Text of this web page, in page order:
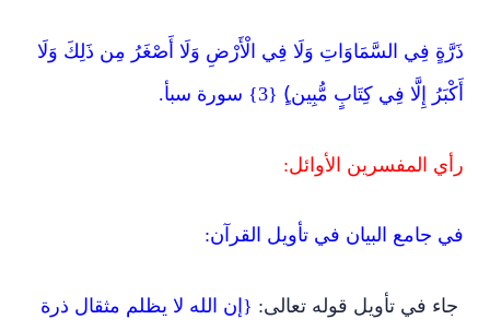
ذَرَّةٍ فِي السَّمَاوَاتِ وَلَا فِي الْأَرْضِ وَلَا أَصْغَرُ مِن ذَلِكَ وَلَا
أَكْبَرُ إِلَّا فِي كِتَابٍ مُّبِين)ٍ {3} سورة سبأ.
رأي المفسرين الأوائل:
في جامع البيان في تأويل القرآن:
جاء في تأويل قوله تعالى: {إن الله لا يظلم مثقال ذرة